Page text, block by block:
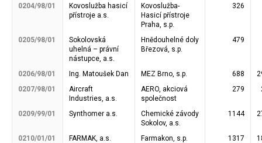
0204/98/01
Kovoslužba hasicí
přístroje a.s.
Kovoslužba-
Hasicí přístroje
Praha, s.p.
326
0205/98/01
Sokolovská
uhelná – právní
nástupce, a.s.
Hnědouhelné doly
Březová, s.p.
479
0206/98/01 Ing. Matoušek Dan MEZ Brno, s.p. 688
0207/98/01
Aircraft
Industries, a.s.
AERO, akciová
společnost
279
0209/99/01 Synthomer a.s.
Chemické závody
Sokolov, a.s.
1144
0210/01/01 FARMAK, a.s. Farmakon, s.p. 1317